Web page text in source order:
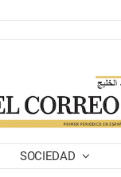
SOCIEDAD